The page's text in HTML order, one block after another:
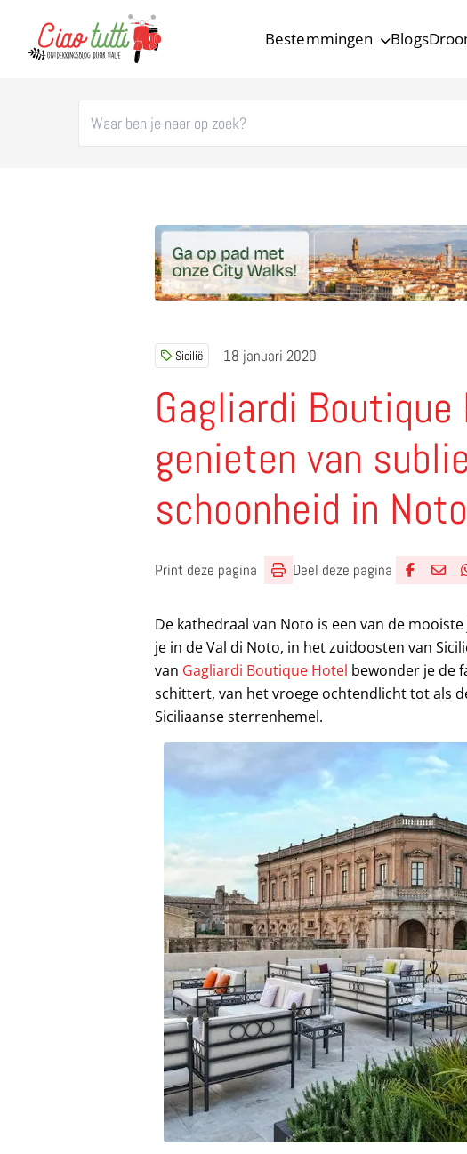
Bestemmingen Blogs
Sicilië 18 januari 2020
Gagliardi
genieten van
schoonheid in Noto
Print deze pagina
Deel deze pagina
De kathedraal van Noto is een van de
je in de Val di Noto, in het zuidoosten van
van Gagliardi Boutique Hotel bewonder je de
schittert, van het vroege ochtendlicht tot als
Siciliaanse sterrenhemel.